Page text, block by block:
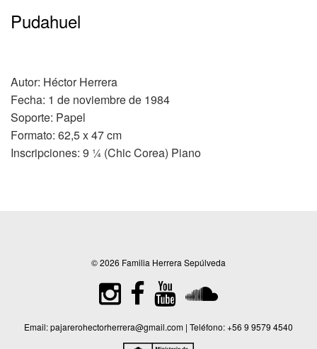
Pudahuel
Autor: Héctor Herrera
Fecha: 1 de noviembre de 1984
Soporte: Papel
Formato: 62,5 x 47 cm
Inscripciones: 9 ¼ (Chic Corea) Piano
© 2026 Familia Herrera Sepúlveda
Email:pajarerohectorherrera@gmail.com | Teléfono:+56 9 9579 4540